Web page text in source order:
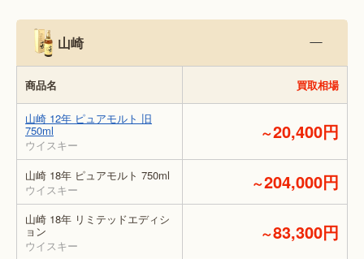
山崎
商品名 買取相場
山崎 12年 ピュアモルト 旧
750ml
ウイスキー
～20,400円
山崎 18年 ピュアモルト 750ml
ウイスキー
～204,000円
山崎 18年 リミテッドエディシ
ョン
ウイスキー
～83,300円